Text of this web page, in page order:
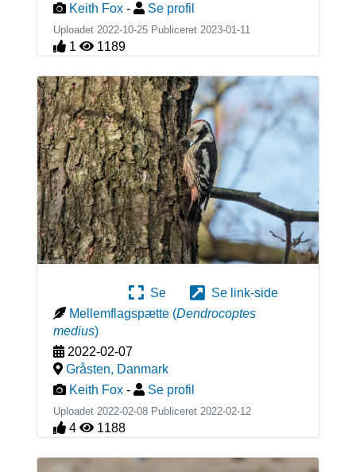
Keith Fox - Se profil
Uploadet 2022-10-25 Publiceret 2023-01-11
1 1189
Se
Se link-side
Mellemflagspætte (Dendrocoptes
medius)
2022-02-07
Gråsten, Danmark
Keith Fox - Se profil
Uploadet 2022-02-08 Publiceret 2022-02-12
4 1188